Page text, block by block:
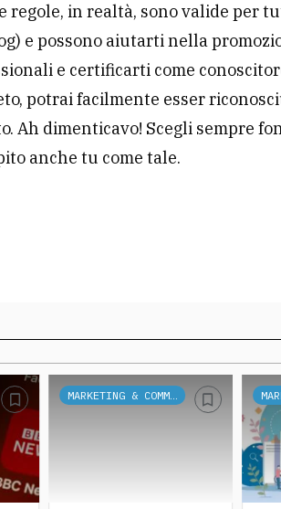
regole, in realtà, sono valide per
e possono aiutarti nella
e certificarti come
potrai facilmente esser
Ah dimenticavo! Scegli sempre
anche tu come tale.
MARKETING & COMMUNICATION